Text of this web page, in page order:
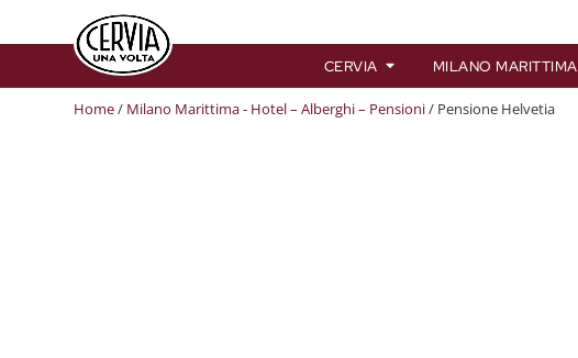
CERVIA MILANO MARITTIMA
Home/ Milano Marittima - Hotel – Alberghi – Pensioni/ Pensione Helvetia